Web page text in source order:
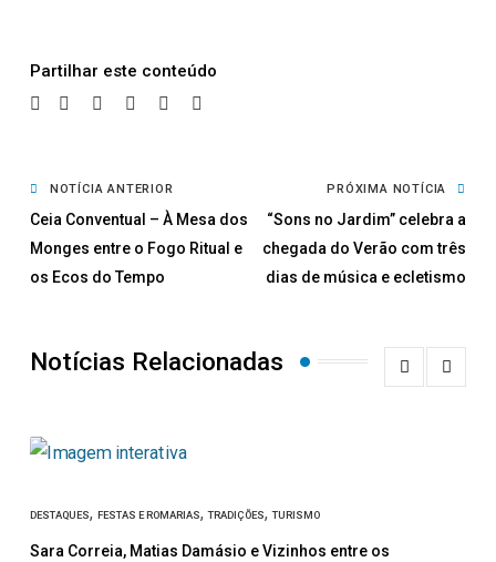
Partilhar
NOTÍCIA ANTERIOR
Ceia Conventual – À Mesa dos
Monges entre o Fogo Ritual e
os Ecos do Tempo
PRÓXIMA NOTÍCIA
“Sons no Jardim” celebra a
chegada do Verão com três
dias de música e ecletismo
Notícias Relacionadas
DESTAQUES, FESTAS E ROMARIAS,TRADIÇÕES,TURISMO
Sara Correia, Matias Damásio e Vizinhos entre os